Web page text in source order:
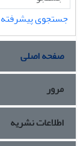
جستجوی پیشرفته
صفحه اصلی
مرور
اطلاعات نشریه